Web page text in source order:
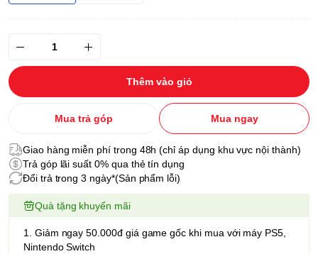
Thêm vào giỏ
Mua trả góp Mua ngay
Giao hàng miễn phí trong 48h (chỉ áp dụng khu vực nội thành)
Trả góp lãi suất 0% qua thẻ tín dụng
Đổi trả trong 3 ngày*(Sản phẩm lỗi)
Quà tặng khuyến mãi
1. Giảm ngay 50.000đ giá game gốc khi mua với máy PS5,
Nintendo Switch